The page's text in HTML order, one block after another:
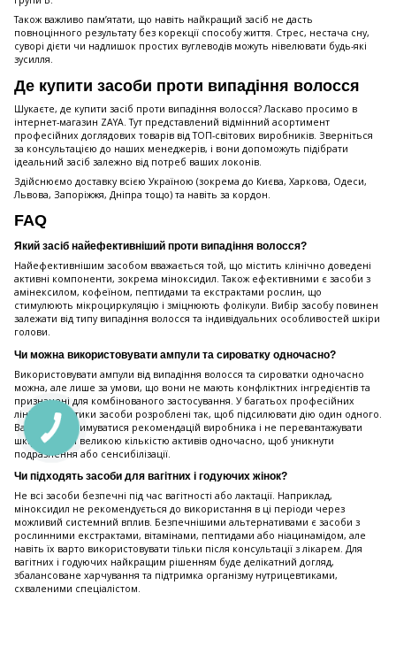
Також важливо пам’ятати, що навіть найкращий засіб не дасть
повноцінного результату без корекції способу життя. Стрес, нестача сну,
суворі дієти чи надлишок простих вуглеводів можуть нівелювати будь-які
зусилля.
Де купити засоби проти випадіння волосся
Шукаєте, де купити засіб проти випадіння волосся? Ласкаво просимо в
інтернет-магазин ZAYA. Тут представлений відмінний асортимент
професійних доглядових товарів від ТОП-світових виробників. Зверніться
за консультацією до наших менеджерів, і вони допоможуть підібрати
ідеальний засіб залежно від потреб ваших локонів.
Здійснюємо доставку всією Україною (зокрема до Києва, Харкова, Одеси,
Львова, Запоріжжя, Дніпра тощо) та навіть за кордон.
FAQ
Який засіб найефективніший проти випадіння волосся?
Найефективнішим засобом вважається той, що містить клінічно доведені
активні компоненти, зокрема міноксидил. Також ефективними є засоби з
амінексилом, кофеїном, пептидами та екстрактами рослин, що
стимулюють мікроциркуляцію і зміцнюють фолікули. Вибір засобу повинен
залежати від типу випадіння волосся та індивідуальних особливостей шкіри
голови.
Чи можна використовувати ампули та сироватку одночасно?
Використовувати ампули від випадіння волосся та сироватки одночасно
можна, але лише за умови, що вони не мають конфліктних інгредієнтів та
призначені для комбінованого застосування. У багатьох професійних
лініях косметики засоби розроблені так, щоб підсилювати дію один одного.
Важливо дотримуватися рекомендацій виробника і не перевантажувати
шкіру голови великою кількістю активів одночасно, щоб уникнути
подразнення або сенсибілізації.
Чи підходять засоби для вагітних і годуючих жінок?
Не всі засоби безпечні під час вагітності або лактації. Наприклад,
міноксидил не рекомендується до використання в ці періоди через
можливий системний вплив. Безпечнішими альтернативами є засоби з
рослинними екстрактами, вітамінами, пептидами або ніацинамідом, але
навіть їх варто використовувати тільки після консультації з лікарем. Для
вагітних і годуючих найкращим рішенням буде делікатний догляд,
збалансоване харчування та підтримка організму нутрицевтиками,
схваленими спеціалістом.